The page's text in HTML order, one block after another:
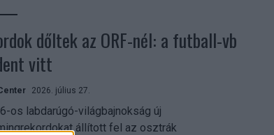
dőltek az ORF-nél: a futball-vb
vitt
2026. július 27.
os labdarúgó-világbajnokság új
állított fel az osztrák